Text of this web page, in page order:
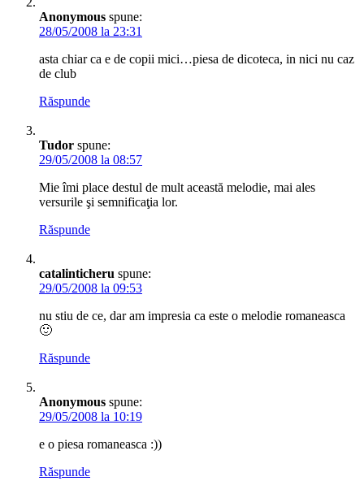
Anonymous spune:
28/05/2008 la 23:31
asta chiar ca e de copii mici…piesa de dicoteca, in nici nu caz
de club
Răspunde
Tudor spune:
29/05/2008 la 08:57
Mie îmi place destul de mult această melodie, mai ales
versurile şi semnificaţia lor.
Răspunde
catalinticheru spune:
29/05/2008 la 09:53
nu stiu de ce, dar am impresia ca este o melodie romaneasca
🙂
Răspunde
Anonymous spune:
29/05/2008 la 10:19
e o piesa romaneasca :))
Răspunde